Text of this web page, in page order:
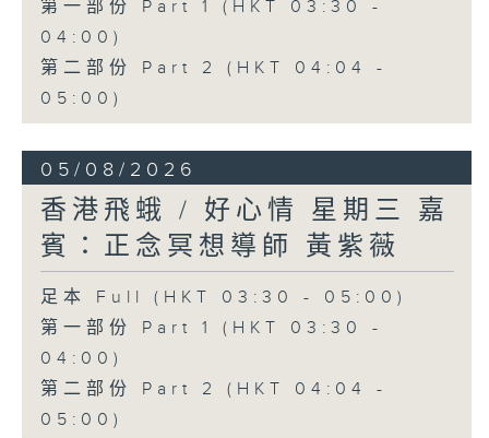
第一部份 Part 1 (HKT 03:30 -
04:00)
第二部份 Part 2 (HKT 04:04 -
05:00)
05/08/2026
香港飛蛾 / 好心情 星期三 嘉
賓：正念冥想導師 黃紫薇
足本 Full (HKT 03:30 - 05:00)
第一部份 Part 1 (HKT 03:30 -
04:00)
第二部份 Part 2 (HKT 04:04 -
05:00)